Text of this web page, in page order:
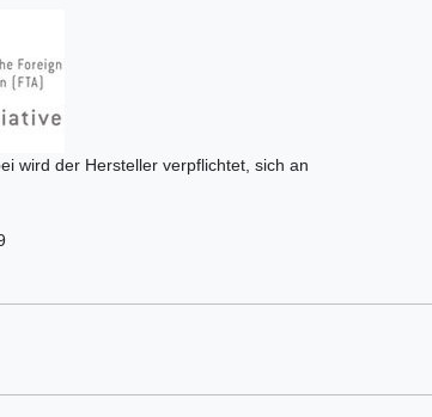
wird der Hersteller verpflichtet, sich an